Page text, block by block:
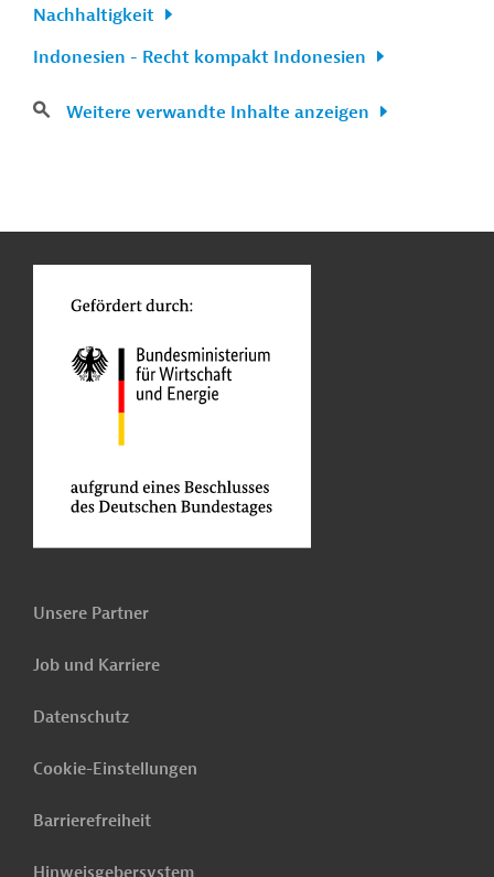
Nachhaltigkeit
Indonesien - Recht kompakt Indonesien
Weitere verwandte Inhalte anzeigen
Unsere Partner
Job und Karriere
Datenschutz
Cookie-Einstellungen
Barrierefreiheit